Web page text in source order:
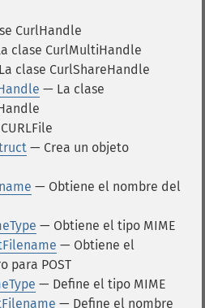
CurlHandle
clase CurlMultiHandle
clase CurlShareHandle
— La clase
— Crea un objeto
— Obtiene el nombre del
— Obtiene el tipo MIME
— Obtiene el
para POST
— Define el tipo MIME
— Define el nombre